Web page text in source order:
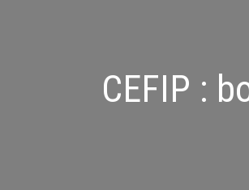
CEFIP :